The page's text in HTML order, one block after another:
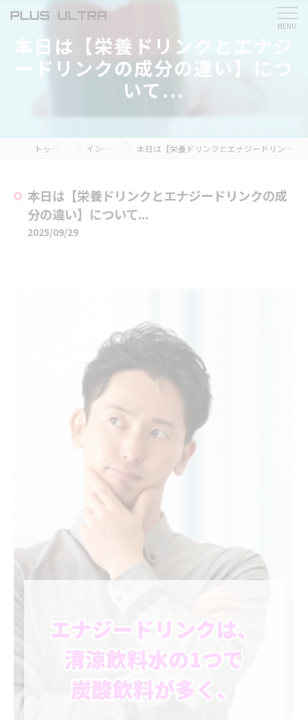
本日は【栄養ドリンクとエナジ
ードリンクの成分の違い】につ
いて...
トップページ インスタ掲載 本日は【栄養ドリンクとエナジードリンクの成分の違い】について...
本日は【栄養ドリンクとエナジードリンクの成
分の違い】について...
2025/09/29